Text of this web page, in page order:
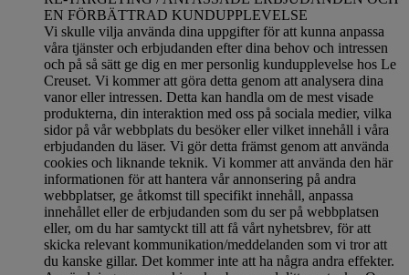
EN FÖRBÄTTRAD KUNDUPPLEVELSE
Vi skulle vilja använda dina uppgifter för att kunna anpassa
våra tjänster och erbjudanden efter dina behov och intressen
och på så sätt ge dig en mer personlig kundupplevelse hos Le
Creuset. Vi kommer att göra detta genom att analysera dina
vanor eller intressen. Detta kan handla om de mest visade
produkterna, din interaktion med oss på sociala medier, vilka
sidor på vår webbplats du besöker eller vilket innehåll i våra
erbjudanden du läser. Vi gör detta främst genom att använda
cookies och liknande teknik. Vi kommer att använda den här
informationen för att hantera vår annonsering på andra
webbplatser, ge åtkomst till specifikt innehåll, anpassa
innehållet eller de erbjudanden som du ser på webbplatsen
eller, om du har samtyckt till att få vårt nyhetsbrev, för att
skicka relevant kommunikation/meddelanden som vi tror att
du kanske gillar. Det kommer inte att ha några andra effekter.